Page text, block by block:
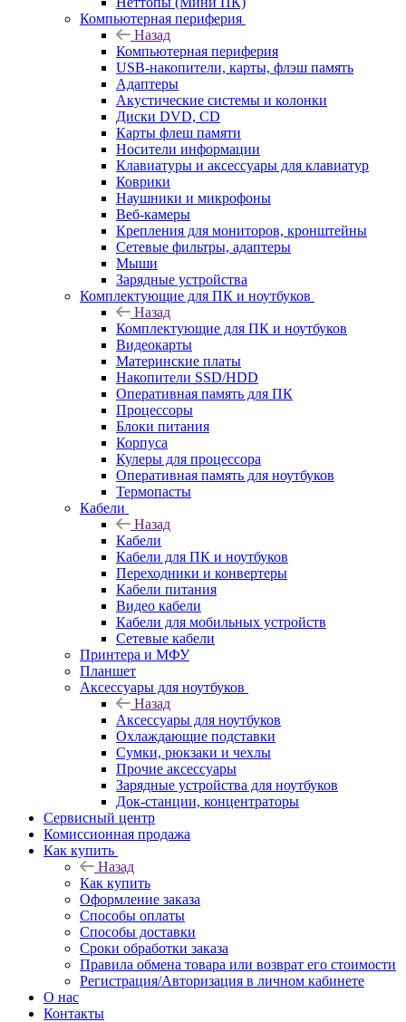
Компьютерная периферия
Назад
Компьютерная периферия
USB-накопители, карты, флэш память
Адаптеры
Акустические системы и колонки
Диски DVD, CD
Карты флеш памяти
Носители информации
Клавиатуры и аксессуары для клавиатур
Коврики
Наушники и микрофоны
Веб-камеры
Крепления для мониторов, кронштейны
Сетевые фильтры, адаптеры
Мыши
Зарядные устройства
Комплектующие для ПК и ноутбуков
Назад
Комплектующие для ПК и ноутбуков
Видеокарты
Материнские платы
Накопители SSD/HDD
Оперативная память для ПК
Процессоры
Блоки питания
Корпуса
Кулеры для процессора
Оперативная память для ноутбуков
Термопасты
Кабели
Назад
Кабели
Кабели для ПК и ноутбуков
Переходники и конвертеры
Кабели питания
Видео кабели
Кабели для мобильных устройств
Сетевые кабели
Принтера и МФУ
Планшет
Аксессуары для ноутбуков
Назад
Аксессуары для ноутбуков
Охлаждающие подставки
Сумки, рюкзаки и чехлы
Прочие аксессуары
Зарядные устройства для ноутбуков
Док-станции, концентраторы
Сервисный центр
Комиссионная продажа
Как купить
Назад
Как купить
Оформление заказа
Способы оплаты
Способы доставки
Сроки обработки заказа
Правила обмена товара или возврат его стоимости
Регистрация/Авторизация в личном кабинете
О нас
Контакты